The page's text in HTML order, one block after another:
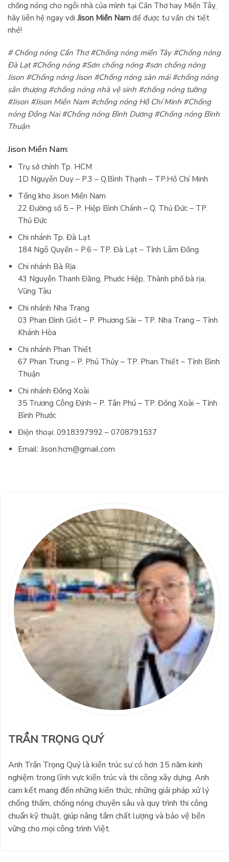
chống nóng cho ngôi nhà của mình tại Cần Thơ hay Miền Tây,
hãy liên hệ ngay với Jison Miền Nam để được tư vấn chi tiết
nhé!
# Chống nóng Cần Thơ #Chống nóng miền Tây #Chống nóng
Đà Lạt #Chống nóng #Sơn chống nóng #sơn chống nóng
Jison #Chống nóng Jison #Chống nóng sàn mái #chống nóng
sân thượng #chống nóng nhà vệ sinh #chống nóng tường
#Jison #Jison Miền Nam #chống nóng Hồ Chí Minh #Chống
nóng Đồng Nai #Chống nóng Bình Dương #Chống nóng Bình
Thuận
Jison Miền Nam:
Trụ sở chính Tp. HCM
1D Nguyễn Duy – P.3 – Q.Bình Thạnh – TP.Hồ Chí Minh
Tổng kho Jison Miền Nam
22 Đường số 5 – P. Hiệp Bình Chánh – Q. Thủ Đức – TP.
Thủ Đức
Chi nhánh Tp. Đà Lạt
184 Ngô Quyền – P.6 – TP. Đà Lạt – Tỉnh Lâm Đồng
Chi nhánh Bà Rịa
43 Nguyễn Thanh Đằng, Phước Hiệp, Thành phố bà rịa,
Vũng Tàu
Chi nhánh Nha Trang
03 Phan Đình Giót – P. Phương Sài – TP. Nha Trang – Tỉnh
Khánh Hòa
Chi nhánh Phan Thiết
67 Phan Trung – P. Phú Thủy – TP. Phan Thiết – Tỉnh Bình
Thuận
Chi nhánh Đồng Xoài
35 Trương Công Định – P. Tân Phú – TP. Đồng Xoài – Tỉnh
Bình Phước
Điện thoại: 0918397992 – 0708791537
Email: Jison.hcm@gmail.com
TRẦN TRỌNG QUÝ
Anh Trần Trọng Quý là kiến trúc sư có hơn 15 năm kinh
nghiệm trong lĩnh vực kiến trúc và thi công xây dựng. Anh
cam kết mang đến những kiến thức, những giải pháp xử lý
chống thấm, chống nóng chuyên sâu và quy trình thi công
chuẩn kỹ thuật, giúp nâng tầm chất lượng và bảo vệ bền
vững cho mọi công trình Việt.